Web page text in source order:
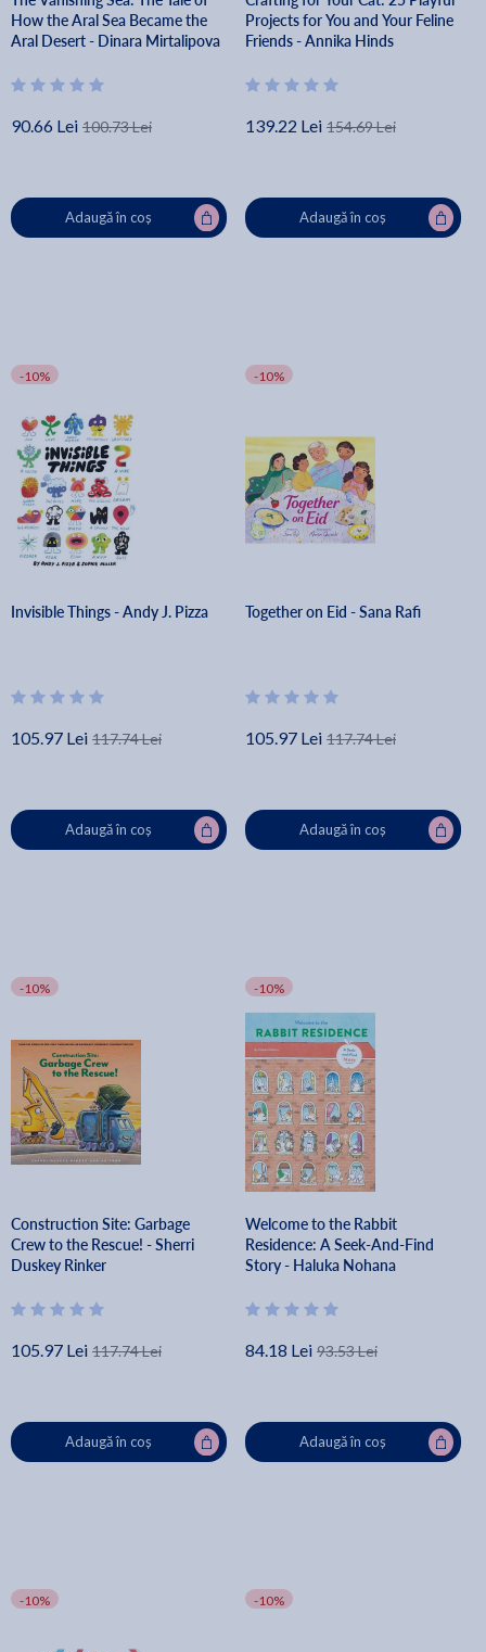
How the Aral Sea Became the
Aral Desert - Dinara Mirtalipova
90.66 Lei 100.73 Lei
Adaugă în coș
Projects for You and Your Feline
Friends - Annika Hinds
139.22 Lei 154.69 Lei
Adaugă în coș
-10%
Invisible Things - Andy J. Pizza
105.97 Lei 117.74 Lei
Adaugă în coș
-10%
Together on Eid - Sana Rafi
105.97 Lei 117.74 Lei
Adaugă în coș
-10%
Construction Site: Garbage
Crew to the Rescue! - Sherri
Duskey Rinker
105.97 Lei 117.74 Lei
Adaugă în coș
-10%
Welcome to the Rabbit
Residence: A Seek-And-Find
Story - Haluka Nohana
84.18 Lei 93.53 Lei
Adaugă în coș
-10% -10%